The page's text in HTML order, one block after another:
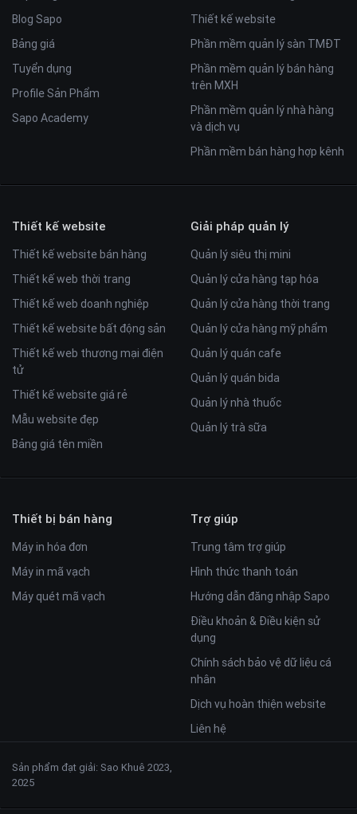
Blog Sapo
Bảng giá
Tuyển dụng
Profile Sản Phẩm
Sapo Academy
Thiết kế website
Phần mềm quản lý sàn TMĐT
Phần mềm quản lý bán hàng
trên MXH
Phần mềm quản lý nhà hàng
và dịch vụ
Phần mềm bán hàng hợp kênh
Thiết kế website
Thiết kế website bán hàng
Thiết kế web thời trang
Thiết kế web doanh nghiệp
Thiết kế website bất động sản
Thiết kế web thương mại điện
tử
Thiết kế website giá rẻ
Mẫu website đẹp
Bảng giá tên miền
Giải pháp quản lý
Quản lý siêu thị mini
Quản lý cửa hàng tạp hóa
Quản lý cửa hàng thời trang
Quản lý cửa hàng mỹ phẩm
Quản lý quán cafe
Quản lý quán bida
Quản lý nhà thuốc
Quản lý trà sữa
Thiết bị bán hàng
Máy in hóa đơn
Máy in mã vạch
Máy quét mã vạch
Trợ giúp
Trung tâm trợ giúp
Hình thức thanh toán
Hướng dẫn đăng nhập Sapo
Điều khoản & Điều kiện sử
dụng
Chính sách bảo vệ dữ liệu cá
nhân
Dịch vụ hoàn thiện website
Liên hệ
Sản phẩm đạt giải: Sao Khuê 2023,
2025